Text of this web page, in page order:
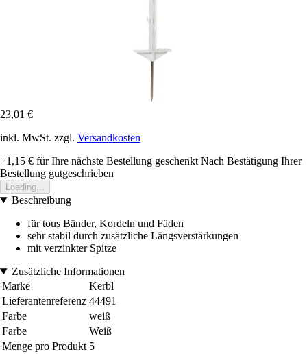
23,01 €
inkl. MwSt. zzgl. Versandkosten
+1,15 € für Ihre nächste Bestellung geschenkt Nach Bestätigung Ihrer
Bestellung gutgeschrieben
Loading...
Beschreibung
für tous Bänder, Kordeln und Fäden
sehr stabil durch zusätzliche Längsverstärkungen
mit verzinkter Spitze
Zusätzliche Informationen
Marke
Kerbl
Lieferantenreferenz 44491
Farbe
weiß
Farbe
Weiß
Menge pro Produkt 5